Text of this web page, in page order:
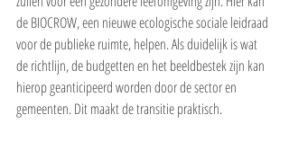
de BIOCROW, een nieuwe ecologische sociale leidraad
voor de publieke ruimte, helpen. Als duidelijk is wat
de richtlijn, de budgetten en het beeldbestek zijn kan
hierop geanticipeerd worden door de sector en
gemeenten. Dit maakt de transitie praktisch.